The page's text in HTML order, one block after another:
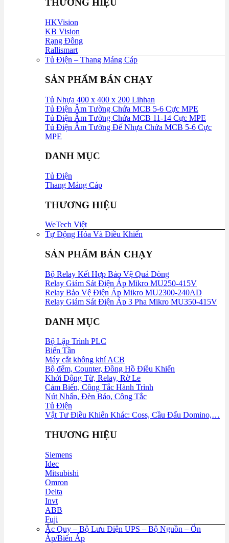
THƯƠNG HIỆU
HKVision
KB Vision
Rạng Đông
Rallismart
Tủ Điện – Thang Máng Cáp
SẢN PHẨM BÁN CHẠY
Tủ Nhựa 400 x 400 x 200 Lihhan
Tủ Điện Âm Tường Chứa MCB 5-6 Cực MPE
Tủ Điện Âm Tường Chứa MCB 11-14 Cực MPE
Tủ Điện Âm Tường Đế Nhựa Chứa MCB 5-6 Cực
MPE
DANH MỤC
Tủ Điện
Thang Máng Cáp
THƯƠNG HIỆU
WeTech Việt
Tự Động Hóa Và Điều Khiển
SẢN PHẨM BÁN CHẠY
Bộ Relay Kết Hợp Bảo Vệ Quá Dòng
Relay Giám Sát Điện Áp Mikro MU250‑415V
Relay Bảo Vệ Điện Áp Mikro MU2300-240AD
Relay Giám Sát Điện Áp 3 Pha Mikro MU350-415V
DANH MỤC
Bộ Lập Trình PLC
Biến Tần
Máy cắt không khí ACB
Bộ đếm, Counter, Đồng Hồ Điều Khiển
Khởi Động Từ, Relay, Rờ Le
Cảm Biến, Công Tắc Hành Trình
Nút Nhấn, Đèn Báo, Công Tắc
Tủ Điện
Vật Tư Điều Khiển Khác: Coss, Cầu Đấu Domino,…
THƯƠNG HIỆU
Siemens
Idec
Mitsubishi
Omron
Delta
Invt
ABB
Fuji
Ắc Quy – Bộ Lưu Điện UPS – Bộ Nguồn – Ổn
Áp/Biến Áp